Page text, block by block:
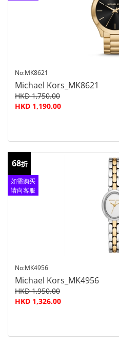
No:MK8621
Michael Kors_MK8621
HKD 1,750.00
HKD 1,190.00
68折
如需购买
请向客服
No:MK4956
Michael Kors_MK4956
HKD 1,950.00
HKD 1,326.00